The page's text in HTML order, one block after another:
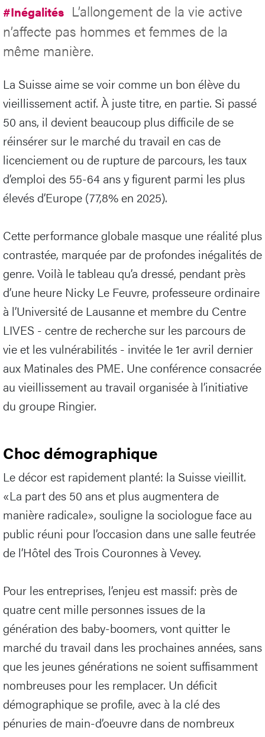
#Inégalités L’allongement de la vie active
n’affecte pas hommes et femmes de la
même manière.
La Suisse aime se voir comme un bon élève du
vieillissement actif. À juste titre, en partie. Si passé
50 ans, il devient beaucoup plus difficile de se
réinsérer sur le marché du travail en cas de
licenciement ou de rupture de parcours, les taux
d’emploi des 55-64 ans y figurent parmi les plus
élevés d’Europe (77,8% en 2025).
Cette performance globale masque une réalité plus
contrastée, marquée par de profondes inégalités de
genre. Voilà le tableau qu’a dressé, pendant près
d’une heure Nicky Le Feuvre, professeure ordinaire
à l’Université de Lausanne et membre du Centre
LIVES - centre de recherche sur les parcours de
vie et les vulnérabilités - invitée le 1er avril dernier
aux Matinales des PME. Une conférence consacrée
au vieillissement au travail organisée à l’initiative
du groupe Ringier.
Choc démographique
Le décor est rapidement planté: la Suisse vieillit.
«La part des 50 ans et plus augmentera de
manière radicale», souligne la sociologue face au
public réuni pour l’occasion dans une salle feutrée
de l’Hôtel des Trois Couronnes à Vevey.
Pour les entreprises, l’enjeu est massif: près de
quatre cent mille personnes issues de la
génération des baby-boomers, vont quitter le
marché du travail dans les prochaines années, sans
que les jeunes générations ne soient suffisamment
nombreuses pour les remplacer. Un déficit
démographique se profile, avec à la clé des
pénuries de main-d’oeuvre dans de nombreux